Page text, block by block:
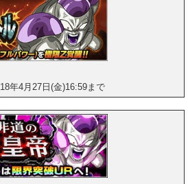
年4月27日(金)16:59まで